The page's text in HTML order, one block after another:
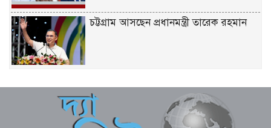
চট্টগ্রাম আসছেন প্রধানমন্ত্রী তারেক রহমান
বাবার ভবিষ্যৎ স্বপ্নের সমাধি